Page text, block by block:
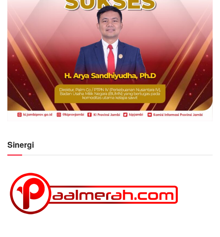
Sinergi